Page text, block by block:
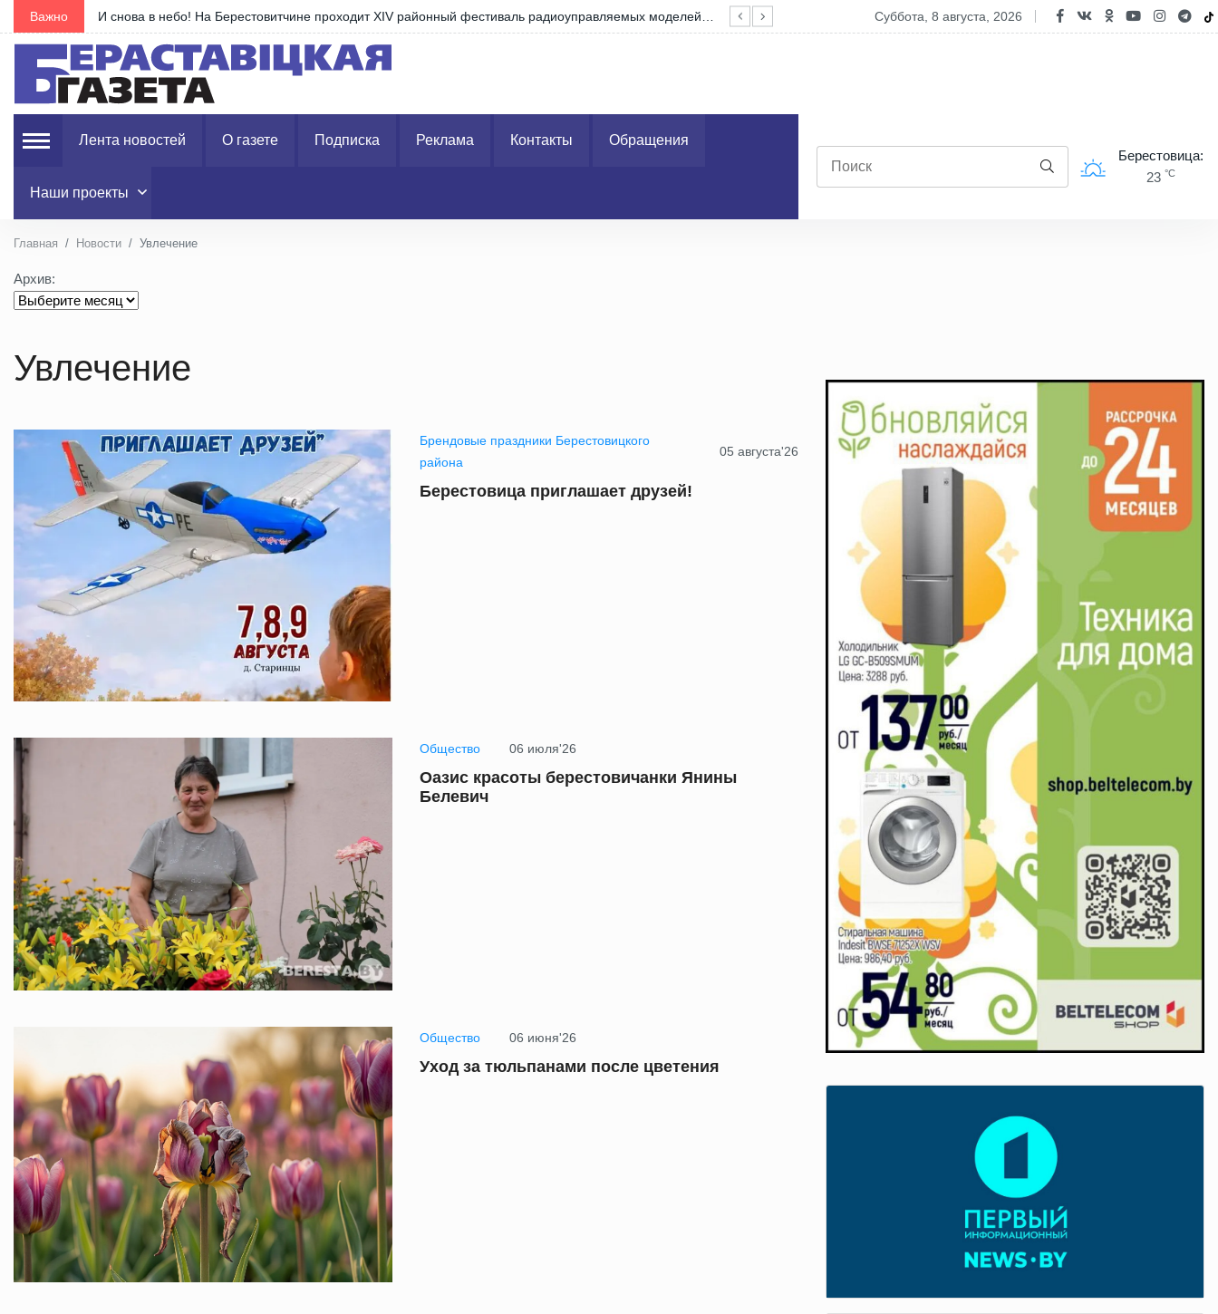
Важно Агрофирма «Старый Дворец» РУП "Гродноэнерго" завершила уборку урожая-2026 Как государство поддерживает семьи при рождении двоих и более
суббота, 8 августа, 2026
Лента новостей О газете Подписка Реклама Контакты Обращения
Наши проекты
Берестовица:
23 °C
Главная Новости Увлечение
Архив:
Увлечение
Брендовые праздники Берестовицкого
района
05 августа'26
Берестовица приглашает друзей!
Общество 06 июля'26
Оазис красоты берестовичанки Янины
Белевич
Общество 06 июня'26
Уход за тюльпанами после цветения